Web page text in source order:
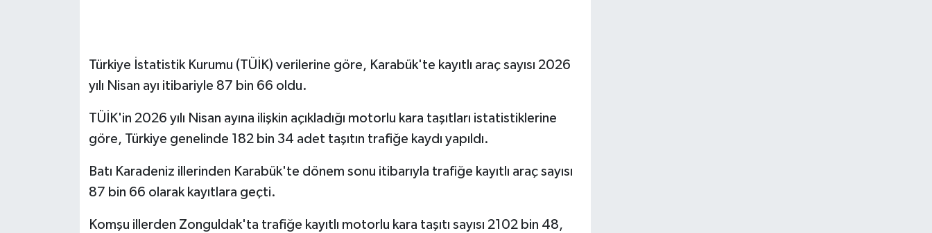
Türkiye İstatistik Kurumu (TÜİK) verilerine göre, Karabük'te kayıtlı araç sayısı 2026
yılı Nisan ayı itibariyle 87 bin 66 oldu.
TÜİK'in 2026 yılı Nisan ayına ilişkin açıkladığı motorlu kara taşıtları istatistiklerine
göre, Türkiye genelinde 182 bin 34 adet taşıtın trafiğe kaydı yapıldı.
Batı Karadeniz illerinden Karabük'te dönem sonu itibarıyla trafiğe kayıtlı araç sayısı
87 bin 66 olarak kayıtlara geçti.
Komşu illerden Zonguldak'ta trafiğe kayıtlı motorlu kara taşıtı sayısı 2102 bin 48,
HABERDE İNSAN